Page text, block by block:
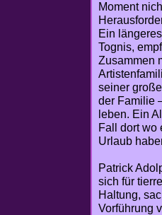
Moment
Ein
Tognis,
Zusammen
seiner
der Familie
leben. Ein
Fall dort wo
Urlaub
Patrick
sich für
Haltung,
Vorführung